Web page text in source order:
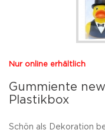
Nur online erhältlich
Gummiente
Plastikbox
Schön als Dekoration